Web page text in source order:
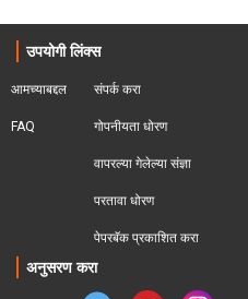
उपयोगी लिंक्स
आमच्याबद्दल
FAQ
संपर्क करा
गोपनीयता धोरण
वापरल्या गेलेल्या संज्ञा
परतावा धोरण
पेपरबॅक प्रकाशित करा
अनुसरण करा